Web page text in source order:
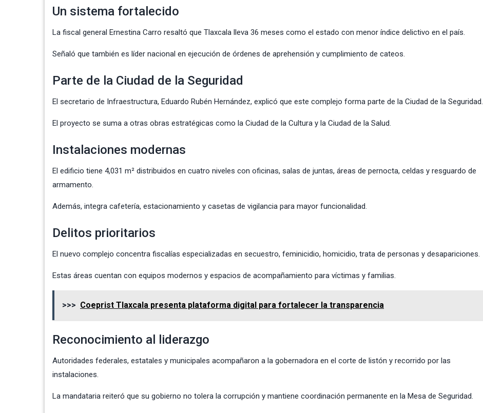
Un sistema fortalecido
La fiscal general Ernestina Carro resaltó que Tlaxcala lleva 36 meses como el estado con menor índice delictivo en el país.
Señaló que también es líder nacional en ejecución de órdenes de aprehensión y cumplimiento de cateos.
Parte de la Ciudad de la Seguridad
El secretario de Infraestructura, Eduardo Rubén Hernández, explicó que este complejo forma parte de la Ciudad de la Seguridad.
El proyecto se suma a otras obras estratégicas como la Ciudad de la Cultura y la Ciudad de la Salud.
Instalaciones modernas
El edificio tiene 4,031 m² distribuidos en cuatro niveles con oficinas, salas de juntas, áreas de pernocta, celdas y resguardo de
armamento.
Además, integra cafetería, estacionamiento y casetas de vigilancia para mayor funcionalidad.
Delitos prioritarios
El nuevo complejo concentra fiscalías especializadas en secuestro, feminicidio, homicidio, trata de personas y desapariciones.
Estas áreas cuentan con equipos modernos y espacios de acompañamiento para víctimas y familias.
>>> Coeprist Tlaxcala presenta plataforma digital para fortalecer la transparencia
Reconocimiento al liderazgo
Autoridades federales, estatales y municipales acompañaron a la gobernadora en el corte de listón y recorrido por las
instalaciones.
La mandataria reiteró que su gobierno no tolera la corrupción y mantiene coordinación permanente en la Mesa de Seguridad.